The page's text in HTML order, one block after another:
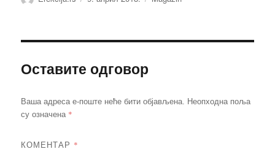
Оставите одговор
Ваша адреса е-поште неће бити објављена. Неопходна поља
су означена *
КОМЕНТАР *